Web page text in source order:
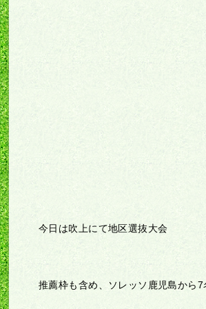
今日は吹上にて地区選抜大会
推薦枠も含め、ソレッソ鹿児島から7